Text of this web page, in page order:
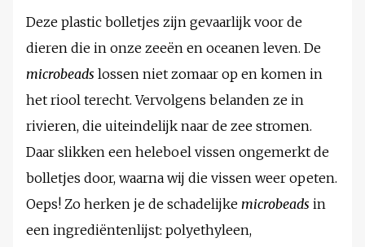
Deze plastic bolletjes zijn gevaarlijk voor de
dieren die in onze zeeën en oceanen leven. De
microbeads lossen niet zomaar op en komen in
het riool terecht. Vervolgens belanden ze in
rivieren, die uiteindelijk naar de zee stromen.
Daar slikken een heleboel vissen ongemerkt de
bolletjes door, waarna wij die vissen weer opeten.
Oeps! Zo herken je de schadelijke microbeads in
een ingrediëntenlijst: polyethyleen,